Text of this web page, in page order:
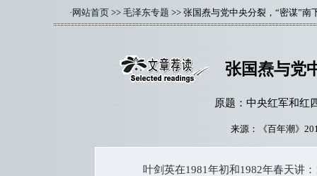
· 网站首页 >> 毛泽东专题 >> 张国焘与党中央分裂，“密谋”南
张国焘与党
原题：中央红军和红
来源：《百年潮》
叶剑英在1981年初和1982年春天讲：